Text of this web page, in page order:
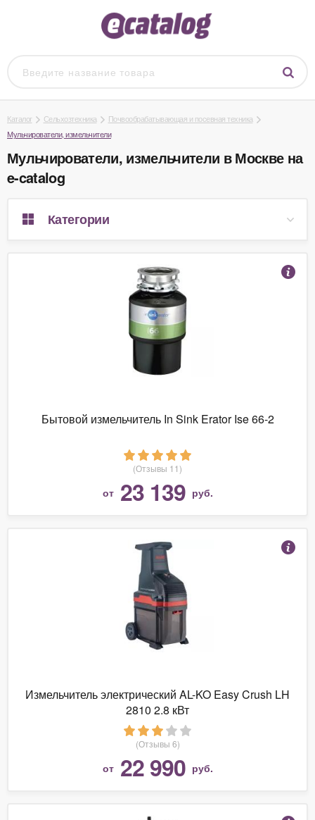
Каталог Сельхозтехника
Почвообрабатывающая и посевная техника
Мульчирователи, измельчители
Мульчирователи, измельчители в Москве на
e-catalog
Категории
Бытовой измельчитель In Sink Erator Ise 66-2
(Отзывы 11)
от 23 139 руб.
Измельчитель электрический AL-KO Easy Crush LH
2810 2.8 кВт
(Отзывы 6)
от 22 990 руб.